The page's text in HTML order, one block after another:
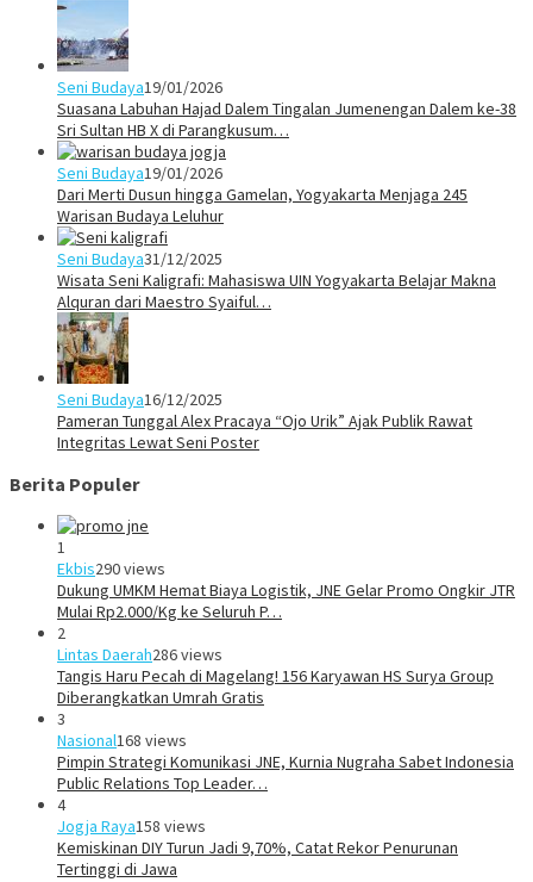
Seni Budaya19/01/2026
Suasana Labuhan Hajad Dalem Tingalan Jumenengan Dalem ke-38
Sri Sultan HB X di Parangkusum…
Seni Budaya19/01/2026
Dari Merti Dusun hingga Gamelan, Yogyakarta Menjaga 245
Warisan Budaya Leluhur
Seni Budaya31/12/2025
Wisata Seni Kaligrafi: Mahasiswa UIN Yogyakarta Belajar Makna
Alquran dari Maestro Syaiful…
Seni Budaya16/12/2025
Pameran Tunggal Alex Pracaya “Ojo Urik” Ajak Publik Rawat
Integritas Lewat Seni Poster
Berita Populer
1
Ekbis290 views
Dukung UMKM Hemat Biaya Logistik, JNE Gelar Promo Ongkir JTR
Mulai Rp2.000/Kg ke Seluruh P…
2
Lintas Daerah286 views
Tangis Haru Pecah di Magelang! 156 Karyawan HS Surya Group
Diberangkatkan Umrah Gratis
3
Nasional168 views
Pimpin Strategi Komunikasi JNE, Kurnia Nugraha Sabet Indonesia
Public Relations Top Leader…
4
Jogja Raya158 views
Kemiskinan DIY Turun Jadi 9,70%, Catat Rekor Penurunan
Tertinggi di Jawa